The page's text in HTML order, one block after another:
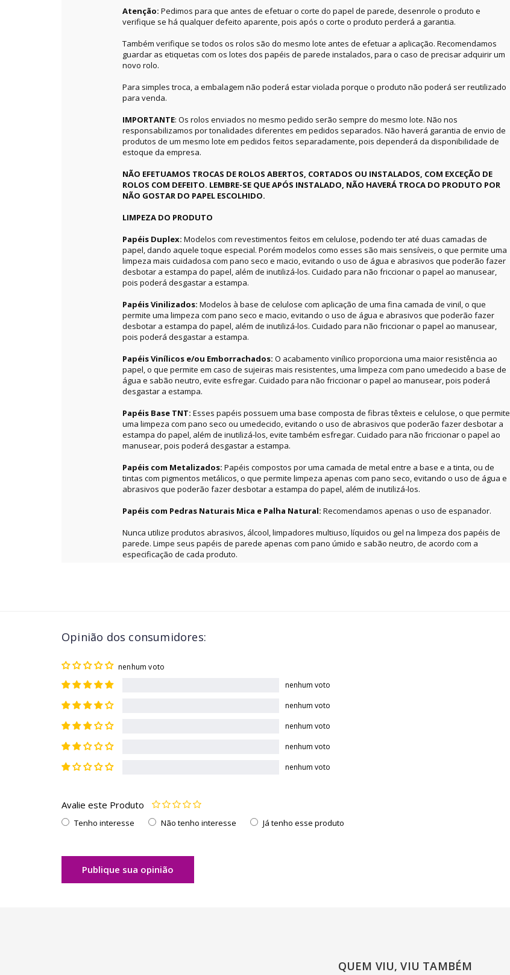
Atenção: Pedimos para que antes de efetuar o corte do papel de parede, desenrole o produto e
verifique se há qualquer defeito aparente, pois após o corte o produto perderá a garantia.
Também verifique se todos os rolos são do mesmo lote antes de efetuar a aplicação. Recomendamos
guardar as etiquetas com os lotes dos papéis de parede instalados, para o caso de precisar adquirir um
novo rolo.
Para simples troca, a embalagem não poderá estar violada porque o produto não poderá ser reutilizado
para venda.
IMPORTANTE: Os rolos enviados no mesmo pedido serão sempre do mesmo lote. Não nos
responsabilizamos por tonalidades diferentes em pedidos separados. Não haverá garantia de envio de
produtos de um mesmo lote em pedidos feitos separadamente, pois dependerá da disponibilidade de
estoque da empresa.
NÃO EFETUAMOS TROCAS DE ROLOS ABERTOS, CORTADOS OU INSTALADOS, COM EXCEÇÃO DE
ROLOS COM DEFEITO. LEMBRE-SE QUE APÓS INSTALADO, NÃO HAVERÁ TROCA DO PRODUTO POR
NÃO GOSTAR DO PAPEL ESCOLHIDO.
LIMPEZA DO PRODUTO
Papéis Duplex: Modelos com revestimentos feitos em celulose, podendo ter até duas camadas de
papel, dando aquele toque especial. Porém modelos como esses são mais sensíveis, o que permite uma
limpeza mais cuidadosa com pano seco e macio, evitando o uso de água e abrasivos que poderão fazer
desbotar a estampa do papel, além de inutilizá-los. Cuidado para não friccionar o papel ao manusear,
pois poderá desgastar a estampa.
Papéis Vinilizados: Modelos à base de celulose com aplicação de uma fina camada de vinil, o que
permite uma limpeza com pano seco e macio, evitando o uso de água e abrasivos que poderão fazer
desbotar a estampa do papel, além de inutilizá-los. Cuidado para não friccionar o papel ao manusear,
pois poderá desgastar a estampa.
Papéis Vinílicos e/ou Emborrachados: O acabamento vinílico proporciona uma maior resistência ao
papel, o que permite em caso de sujeiras mais resistentes, uma limpeza com pano umedecido a base de
água e sabão neutro, evite esfregar. Cuidado para não friccionar o papel ao manusear, pois poderá
desgastar a estampa.
Papéis Base TNT: Esses papéis possuem uma base composta de fibras têxteis e celulose, o que permite
uma limpeza com pano seco ou umedecido, evitando o uso de abrasivos que poderão fazer desbotar a
estampa do papel, além de inutilizá-los, evite também esfregar. Cuidado para não friccionar o papel ao
manusear, pois poderá desgastar a estampa.
Papéis com Metalizados: Papéis compostos por uma camada de metal entre a base e a tinta, ou de
tintas com pigmentos metálicos, o que permite limpeza apenas com pano seco, evitando o uso de água e
abrasivos que poderão fazer desbotar a estampa do papel, além de inutilizá-los.
Papéis com Pedras Naturais Mica e Palha Natural: Recomendamos apenas o uso de espanador.
Nunca utilize produtos abrasivos, álcool, limpadores multiuso, líquidos ou gel na limpeza dos papéis de
parede. Limpe seus papéis de parede apenas com pano úmido e sabão neutro, de acordo com a
especificação de cada produto.
Opinião dos consumidores:
nenhum voto
nenhum voto
nenhum voto
nenhum voto
nenhum voto
nenhum voto
Avalie este Produto
Tenho interesse Não tenho interesse Já tenho esse produto
Publique sua opinião
QUEM VIU, VIU TAMBÉM